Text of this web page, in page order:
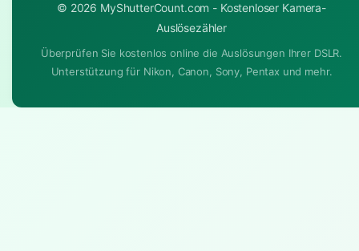
© 2026 MyShutterCount.com - Kostenloser Kamera-
Auslösezähler
Überprüfen Sie kostenlos online die Auslösungen Ihrer DSLR.
Unterstützung für Nikon, Canon, Sony, Pentax und mehr.